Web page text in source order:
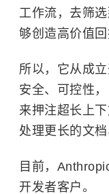
工作流，去筛
够创造高价值回
所以，它从成
安全、可控性
来押注超长上
处理更长的文档
目前，
开发者客户。